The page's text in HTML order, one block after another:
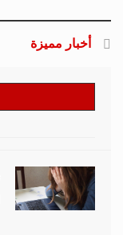
أخبار مميزة